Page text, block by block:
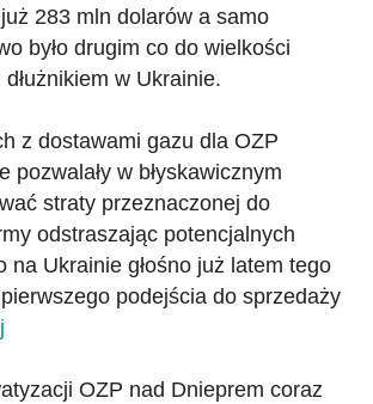
283 mln dolarów a samo
było drugim co do wielkości
w Ukrainie.
z dostawami gazu dla OZP
pozwalały w błyskawicznym
straty przeznaczonej do
odstraszając potencjalnych
na Ukrainie głośno już latem tego
podejścia do sprzedaży
OZP nad Dnieprem coraz